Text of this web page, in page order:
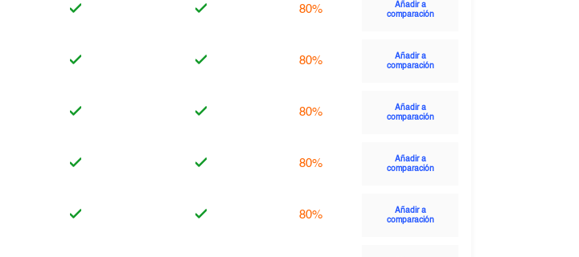
80%
Añadir a
comparación
80%
Añadir a
comparación
80%
Añadir a
comparación
80%
Añadir a
comparación
80%
Añadir a
comparación